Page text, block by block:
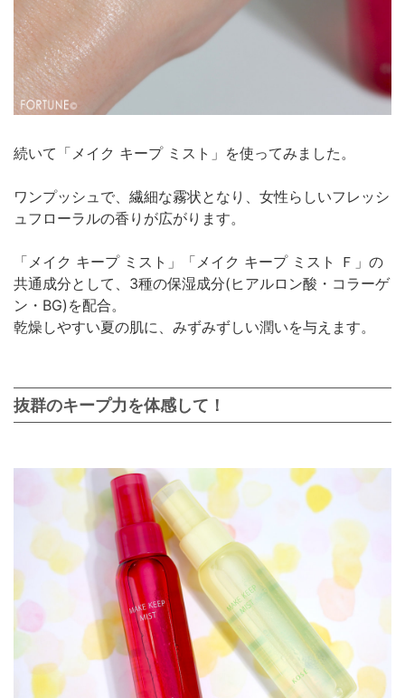
続いて「メイク キープ ミスト」を使ってみました。
ワンプッシュで、繊細な霧状となり、女性らしいフレッシ
ュフローラルの香りが広がります。
「メイク キープ ミスト」「メイク キープ ミスト Ｆ」の
共通成分として、3種の保湿成分(ヒアルロン酸・コラーゲ
ン・BG)を配合。
乾燥しやすい夏の肌に、みずみずしい潤いを与えます。
抜群のキープ力を体感して！